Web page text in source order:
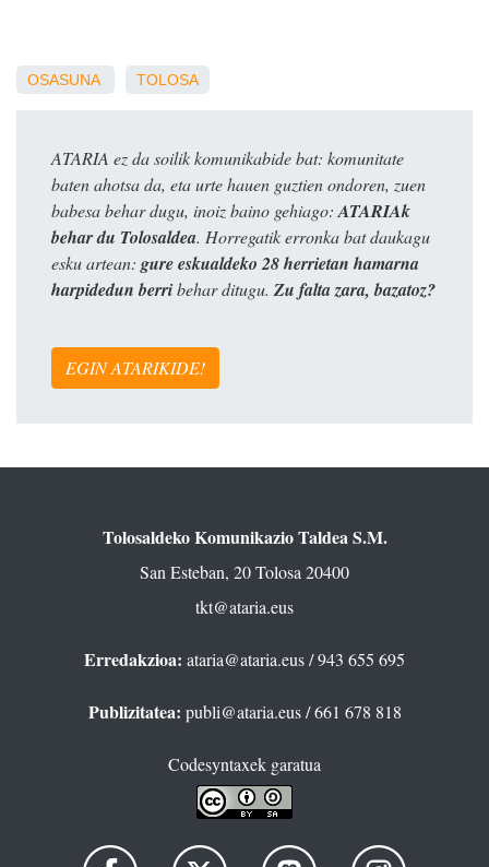
OSASUNA TOLOSA
ATARIA ez da soilik komunikabide bat: komunitate
baten ahotsa da, eta urte hauen guztien ondoren, zuen
babesa behar dugu, inoiz baino gehiago: ATARIAk
behar du Tolosaldea. Horregatik erronka bat daukagu
esku artean: gure eskualdeko 28 herrietan hamarna
harpidedun berribehar ditugu. Zu falta zara, bazatoz?
EGIN ATARIKIDE!
Tolosaldeko Komunikazio Taldea S.M.
San Esteban, 20 Tolosa 20400
tkt@ataria.eus
Erredakzioa: ataria@ataria.eus/ 943 655 695
Publizitatea: publi@ataria.eus/ 661 678 818
Codesyntaxek garatua